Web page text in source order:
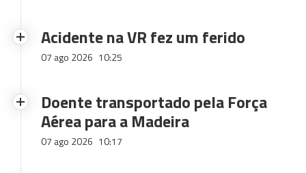
Acidente na VR fez um ferido
07 ago 2026 10:25
Doente transportado pela Força
Aérea para a Madeira
07 ago 2026 10:17